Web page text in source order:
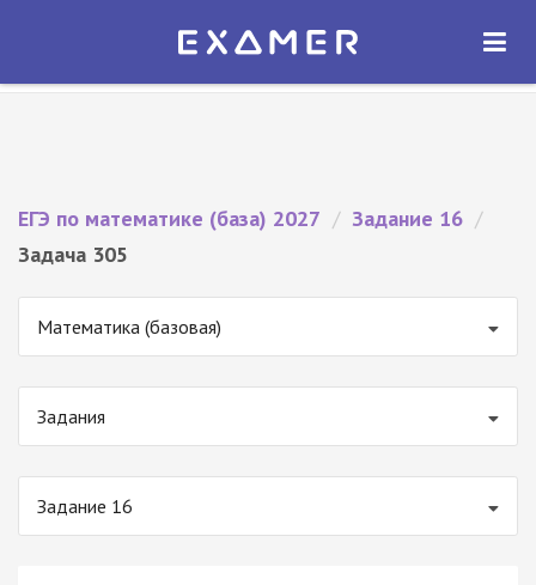
Экзамер — ЕГЭ 2027
ОТКРЫТЬ
ЕГЭ по математике (база) 2027 / Задание 16 /
Задача 305
Математика (базовая)
Задания
Задание 16